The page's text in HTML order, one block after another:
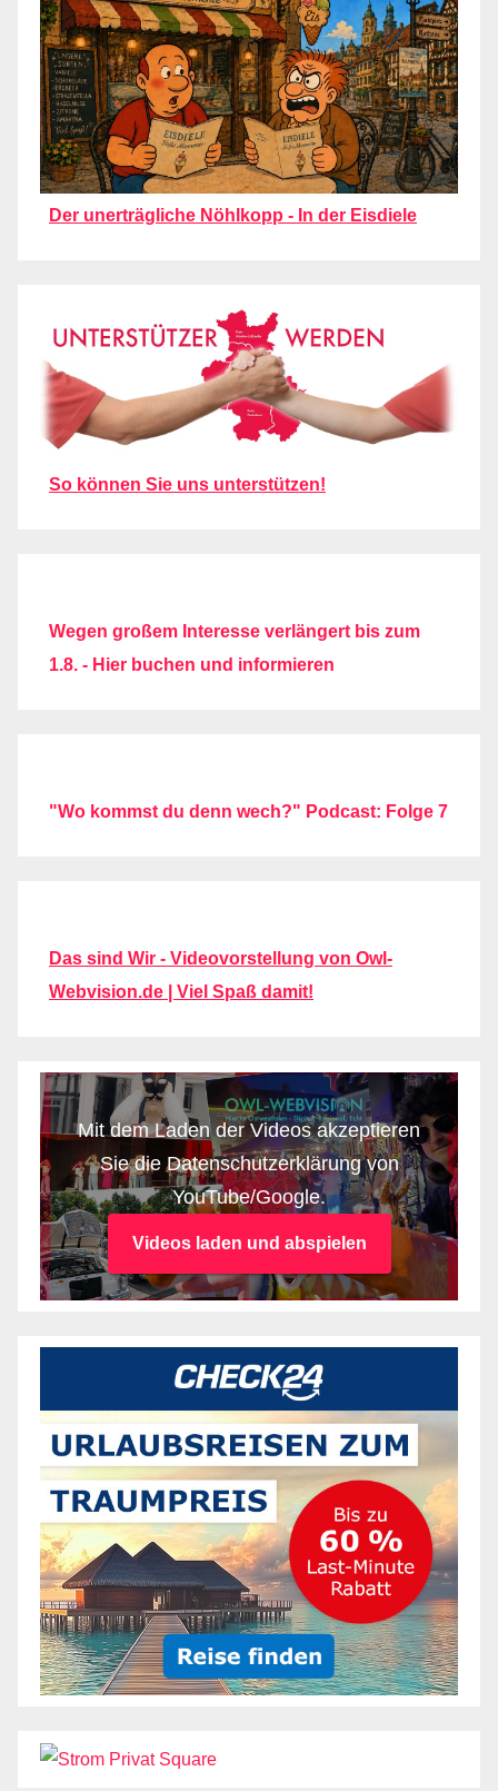
Der unerträgliche Nöhlkopp - In der Eisdiele
So können Sie uns unterstützen!
Wegen großem Interesse verlängert bis zum
1.8. - Hier buchen und informieren
"Wo kommst du denn wech?" Podcast: Folge 7
Das sind Wir - Videovorstellung von Owl-
Webvision.de | Viel Spaß damit!
Mit dem Laden der Videos akzeptieren
Sie die Datenschutzerklärung von
YouTube/Google.
Videos laden und abspielen